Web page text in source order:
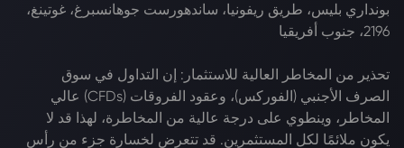
بونداري بليس، طريق ريفونيا، ساندهورست جوهانسبرغ، غوتينغ،
2196، جنوب أفريقيا
تحذير من المخاطر العالية للاستثمار: إن التداول في سوق
الصرف الأجنبي (الفوركس)، وعقود الفروقات (CFDs) عالي
المخاطر، وينطوي على درجة عالية من المخاطرة، لهذا قد لا
يكون ملائمًا لكل المستثمرين. قد تتعرض لخسارة جزء من رأس